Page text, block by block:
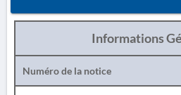
Informations
Numéro de la notice